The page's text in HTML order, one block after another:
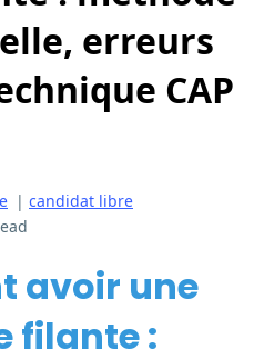
erreurs
CAP
| candidat libre
avoir une
filante :